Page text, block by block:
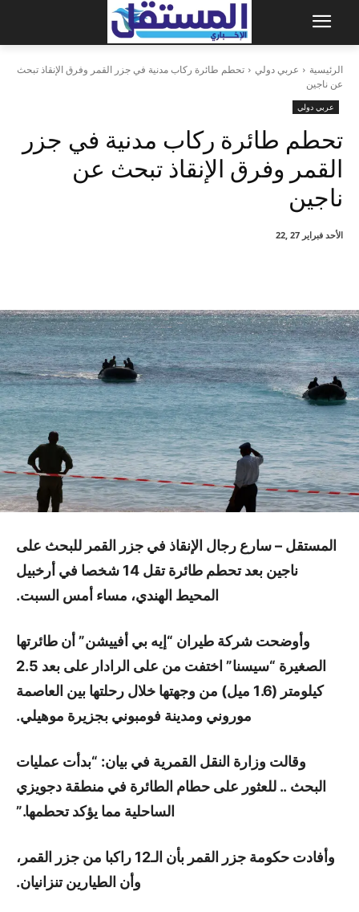
الرئيسية عربي دولي
تحطم طائرة ركاب مدنية في جزر القمر وفرق الإنقاذ تبحث
عن ناجين
عربي دولي
تحطم طائرة ركاب مدنية في جزر
القمر وفرق الإنقاذ تبحث عن
ناجين
الأحد فبراير 27 ,22
المستقل – سارع رجال الإنقاذ في جزر القمر للبحث على
ناجين بعد تحطم طائرة تقل 14 شخصا في أرخبيل
المحيط الهندي، مساء أمس السبت.
وأوضحت شركة طيران “إيه بي أفييشن” أن طائرتها
الصغيرة “سيسنا” اختفت من على الرادار على بعد 2.5
كيلومتر (1.6 ميل) من وجهتها خلال رحلتها بين العاصمة
موروني ومدينة فومبوني بجزيرة موهيلي.
وقالت وزارة النقل القمرية في بيان: “بدأت عمليات
البحث .. للعثور على حطام الطائرة في منطقة دجويزي
الساحلية مما يؤكد تحطمها.”
وأفادت حكومة جزر القمر بأن الـ12 راكبا من جزر القمر،
وأن الطيارين تنزانيان.